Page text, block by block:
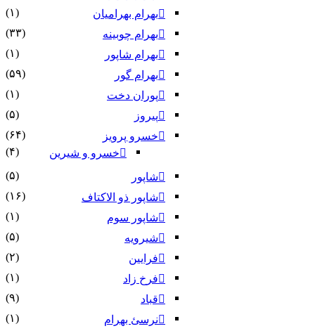
بهرام بهرامیان‏
(۱)
بهرام چوبینه
(۳۳)
بهرام شاپور
(۱)
بهرام گور
(۵۹)
پوران دخت
(۱)
پیروز
(۵)
خسرو پرویز
(۶۴)
خسرو و شیرین
(۴)
شاپور
(۵)
شاپور ذو الاکتاف
(۱۶)
شاپور سوم‏
(۱)
شیرویه
(۵)
فرایین
(۲)
فرخ زاد
(۱)
قباد
(۹)
نرسئ بهرام‏
(۱)